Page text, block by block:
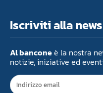
Iscriviti alla
Al banconeè la nostra
notizie, iniziative ed